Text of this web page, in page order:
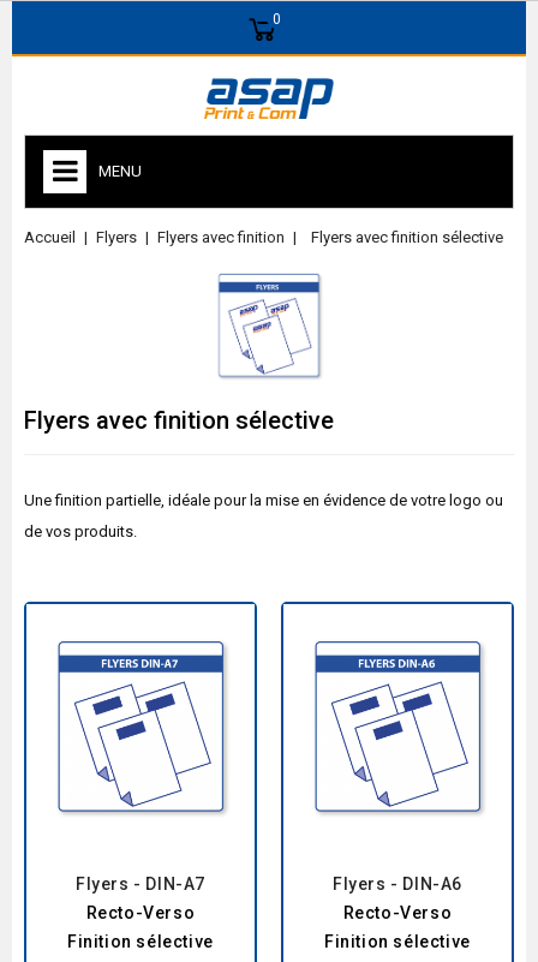
0
MENU
Accueil Flyers Flyers avec finition Flyers avec finition sélective
Flyers avec finition sélective
Une finition partielle, idéale pour la mise en évidence de votre logo ou
de vos produits.
Flyers - DIN-A7
Recto-Verso
Finition sélective
Flyers - DIN-A6
Recto-Verso
Finition sélective